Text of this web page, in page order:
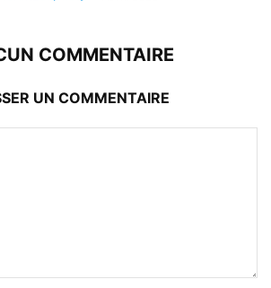
COMMENTAIRE
UN COMMENTAIRE